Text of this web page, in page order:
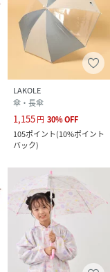
LAKOLE
傘・長傘
1,155円 30%OFF
105ポイント(10%ポイント
バック)